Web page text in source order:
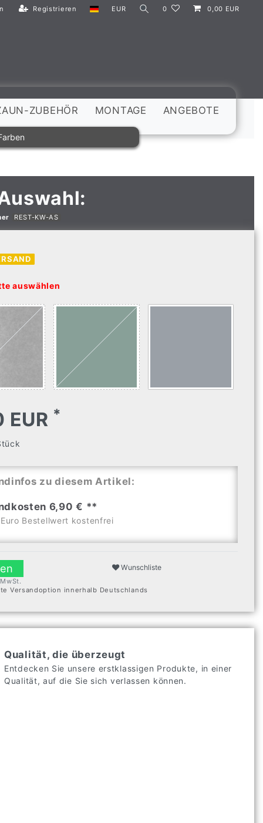
Registrieren EUR 0 0,00 EUR
ZUBEHÖR MONTAGE ANGEBOTE
REST-KW-AS
auswählen
*
zu diesem Artikel:
6,90 € **
Bestellwert kostenfrei
Wunschliste
Versandoption innerhalb Deutschlands
Qualität, die überzeugt
Entdecken Sie unsere erstklassigen Produkte, in einer
Qualität, auf die Sie sich verlassen können.